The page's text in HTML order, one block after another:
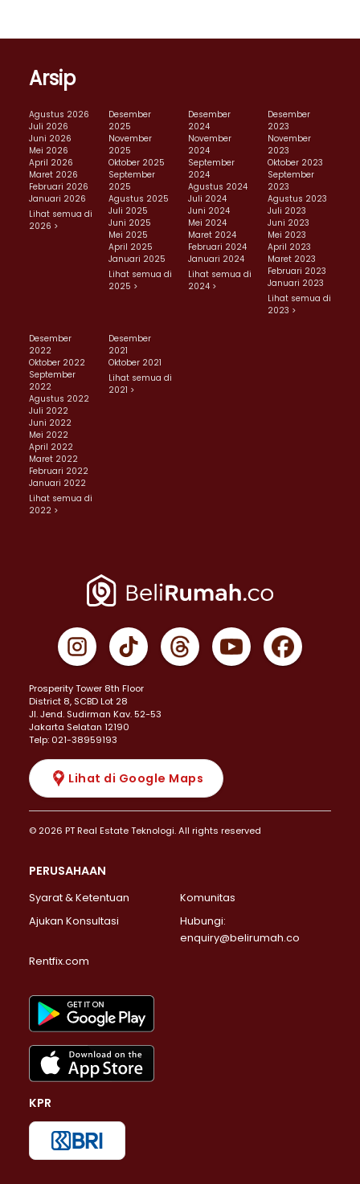
Arsip
Agustus 2026
Juli 2026
Juni 2026
Mei 2026
April 2026
Maret 2026
Februari 2026
Januari 2026
Lihat semua di
2026 >
Desember
2025
November
2025
Oktober 2025
September
2025
Agustus 2025
Juli 2025
Juni 2025
Mei 2025
April 2025
Januari 2025
Lihat semua di
2025 >
Desember
2024
November
2024
September
2024
Agustus 2024
Juli 2024
Juni 2024
Mei 2024
Maret 2024
Februari 2024
Januari 2024
Lihat semua di
2024 >
Desember
2023
November
2023
Oktober 2023
September
2023
Agustus 2023
Juli 2023
Juni 2023
Mei 2023
April 2023
Maret 2023
Februari 2023
Januari 2023
Lihat semua di
2023 >
Desember
2022
Oktober 2022
September
2022
Agustus 2022
Juli 2022
Juni 2022
Mei 2022
April 2022
Maret 2022
Februari 2022
Januari 2022
Lihat semua di
2022 >
Desember
2021
Oktober 2021
Lihat semua di
2021 >
Prosperity Tower 8th Floor
District 8, SCBD Lot 28
JI. Jend. Sudirman Kav. 52-53
Jakarta Selatan 12190
Telp: 021-38959193
Lihat di Google Maps
© 2026 PT Real Estate Teknologi. All rights reserved
PERUSAHAAN
Syarat & Ketentuan
Komunitas
Ajukan Konsultasi
Hubungi:
enquiry@belirumah.co
Rentfix.com
KPR